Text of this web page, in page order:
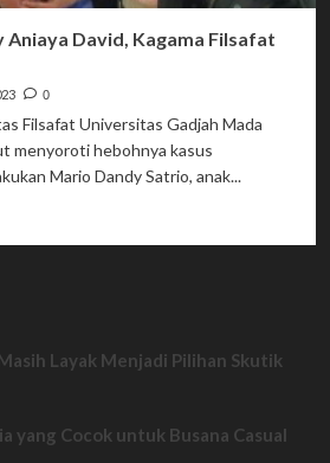
Aniaya David, Kagama Filsafat
0
Filsafat Universitas Gadjah Mada
menyoroti hebohnya kasus
Mario Dandy Satrio, anak...
Layak Menjadi Pilihan Skutik
yang Cocok untuk Busana Casual